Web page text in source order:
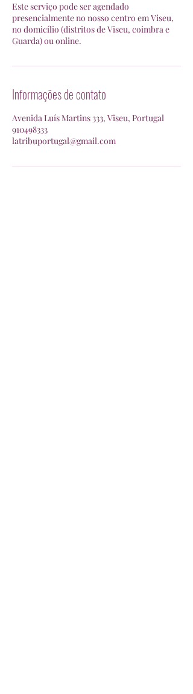
Este serviço pode ser agendado
presencialmente no nosso centro em Viseu,
no domicílio (distritos de Viseu, coimbra e
Guarda) ou online.
Informações de contato
Avenida Luís Martins 333, Viseu, Portugal
910498333
latribuportugal@gmail.com